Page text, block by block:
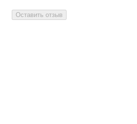
Оставить отзыв